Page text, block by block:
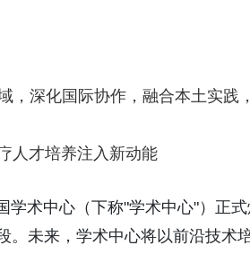
，深化国际协作，融合本土实践，
人才培养注入新动能
学术中心（下称"学术中心"）正
。未来，学术中心将以前沿技术